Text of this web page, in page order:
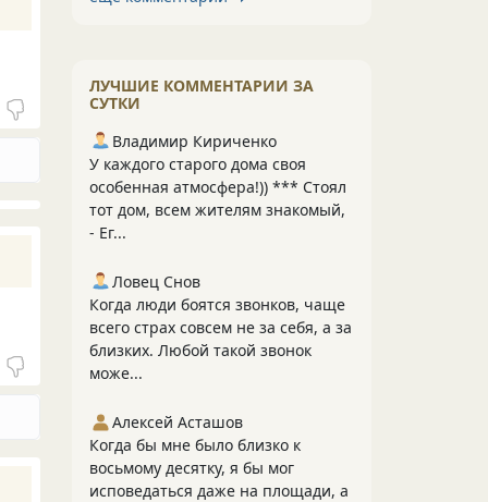
ЛУЧШИЕ КОММЕНТАРИИ ЗА
СУТКИ
Владимир Кириченко
У каждого старого дома своя
особенная атмосфера!)) *** Стоял
тот дом, всем жителям знакомый,
- Ег...
Ловец Снов
Когда люди боятся звонков, чаще
всего страх совсем не за себя, а за
близких. Любой такой звонок
може...
Алексей Асташов
Когда бы мне было близко к
восьмому десятку, я бы мог
исповедаться даже на площади, а